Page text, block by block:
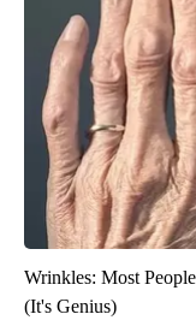
Wrinkles: Most
(It's Genius)